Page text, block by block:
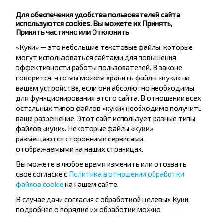
Санкт-Петербург
Купить
Минск
Россоны АС
Купить
Минск
Москва
Купить
Хотите
путешествовать
дешевле?
Для обеспечения удобства пользователей сайта
используются cookies. Вы можете их Принять,
Принять частично или Отклонить
«Куки» — это небольшие текстовые файлы, которые
могут использоваться сайтами для повышения
эффективности работы пользователей. В законе
говорится, что мы можем хранить файлы «куки» на
вашем устройстве, если они абсолютно необходимы
для функционирования этого сайта. В отношении всех
остальных типов файлов «куки» необходимо получить
ваше разрешение. Этот сайт использует разные типы
файлов «куки». Некоторые файлы «куки»
размещаются сторонними сервисами,
отображаемыми на наших страницах.
Вы можете в любое время изменить или отозвать
свое согласие с Политика в отношении обработки
файлов cookie на нашем сайте.
В случае дачи согласия с обработкой целевых Куки,
подробнее о порядке их обработки можно